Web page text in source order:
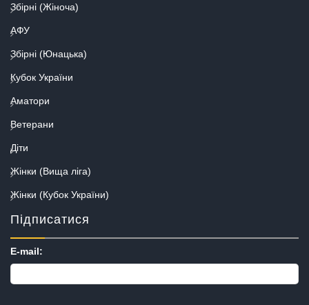
Збірні (Жіноча)
АФУ
Збірні (Юнацька)
Кубок України
Аматори
Ветерани
Діти
Жінки (Вища ліга)
Жінки (Кубок України)
Підписатися
E-mail: